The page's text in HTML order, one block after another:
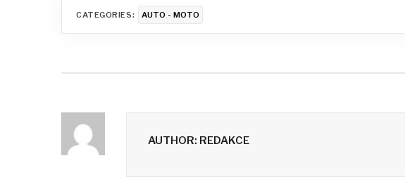
CATEGORIES: AUTO - MOTO
AUTHOR: REDAKCE